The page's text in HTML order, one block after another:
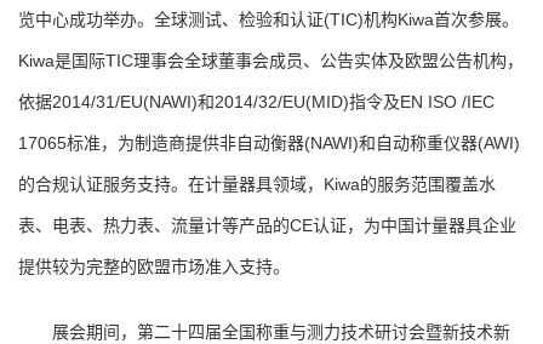
览中心成功举办。全球测试、检验和认证(TIC)机构Kiwa首次参展。
Kiwa是国际TIC理事会全球董事会成员、公告实体及欧盟公告机构，
依据2014/31/EU(NAWI)和2014/32/EU(MID)指令及EN ISO /IEC
17065标准，为制造商提供非自动衡器(NAWI)和自动称重仪器(AWI)
的合规认证服务支持。在计量器具领域，Kiwa的服务范围覆盖水
表、电表、热力表、流量计等产品的CE认证，为中国计量器具企业
提供较为完整的欧盟市场准入支持。
展会期间，第二十四届全国称重与测力技术研讨会暨新技术新